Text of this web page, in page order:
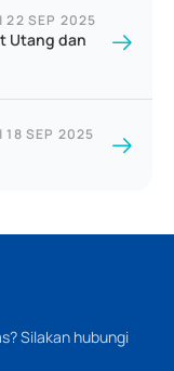
| 22 SEP 2025
Utang dan
| 18 SEP 2025
Silakan hubungi